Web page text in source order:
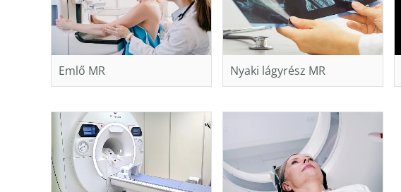
Emlő MR Nyaki lágyrész MR